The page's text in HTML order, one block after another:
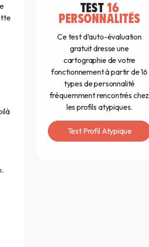
TEST 16
PERSONNALITÉS
Ce test d’auto-évaluation
gratuit dresse une
cartographie de votre
fonctionnement à partir de 16
types de personnalité
fréquemment rencontrés chez
les profils atypiques.
Test Profil Atypique